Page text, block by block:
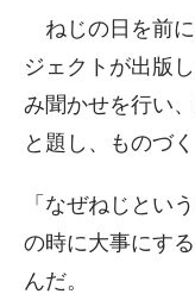
ねじの日を前に
ジェクトが出版
み聞かせを行い
と題し、ものづ
「なぜねじとい
の時に大事にす
んだ。